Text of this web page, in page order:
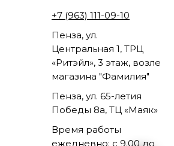
+7 (963) 111-09-10
Пенза, ул.
Центральная 1, ТРЦ
«Ритэйл», 3 этаж, возле
магазина "Фамилия"
Пенза, ул. 65-летия
Победы 8а, ТЦ «Маяк»
Время работы
ежедневно: с 9.00 до